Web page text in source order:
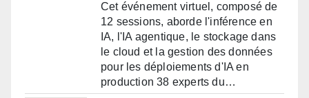
Cet événement virtuel, composé de
12 sessions, aborde l'inférence en
IA, l'IA agentique, le stockage dans
le cloud et la gestion des données
pour les déploiements d'IA en
production 38 experts du…